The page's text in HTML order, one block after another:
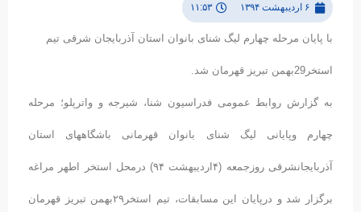
۶ اردیبهشت ۱۳۹۴ ۱۱:۵۳
با پایان مرحله چهارم لیگ شنای بانوان استان آذربایجان شرقی تیم
استخر29بهمن تبریز قهرمان شد.
به گزارش روابط عمومی فدراسیون شنا، شیرجه و واترپلو؛ مرحله
چهارم وپایانی لیگ شنای بانوان قهرمانی باشگاههای استان
آذربایجانشرقی روزجمعه (۴اردیبهشت ۹۴) درمحل استخر اطهر مراغه
برگزار شد و درپایان این مسابقات، تیم استخر۲۹بهمن تبریز قهرمان